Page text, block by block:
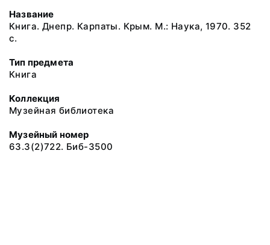
Название
Книга. Днепр. Карпаты. Крым. М.: Наука, 1970. 352
с.
Тип предмета
Книга
Коллекция
Музейная библиотека
Музейный номер
63.3(2)722. Биб-3500